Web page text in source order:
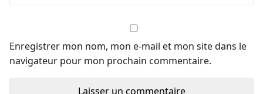
Enregistrer mon nom, mon e-mail et mon site dans le
navigateur pour mon prochain commentaire.